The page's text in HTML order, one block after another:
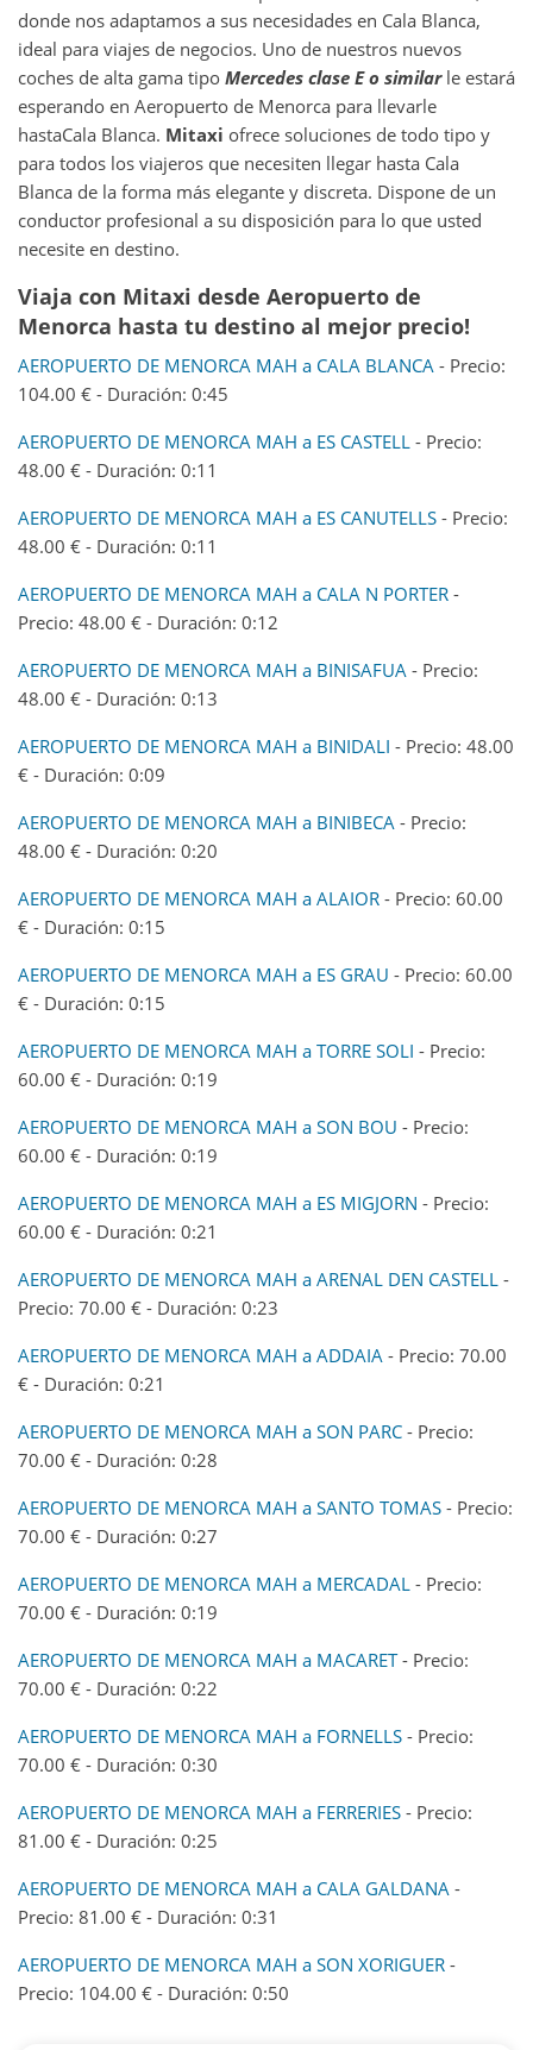
donde nos adaptamos a sus necesidades en Cala Blanca,
ideal para viajes de negocios. Uno de nuestros nuevos
coches de alta gama tipo Mercedes clase E o similarle estará
esperando en Aeropuerto de Menorca para llevarle
hastaCala Blanca. Mitaxi ofrece soluciones de todo tipo y
para todos los viajeros que necesiten llegar hasta Cala
Blanca de la forma más elegante y discreta. Dispone de un
conductor profesional a su disposición para lo que usted
necesite en destino.
Viaja con Mitaxi desde Aeropuerto de
Menorca hasta tu destino al mejor precio!
AEROPUERTO DE MENORCA MAH a CALA BLANCA - Precio:
104.00 € - Duración: 0:45
AEROPUERTO DE MENORCA MAH a ES CASTELL - Precio:
48.00 € - Duración: 0:11
AEROPUERTO DE MENORCA MAH a ES CANUTELLS - Precio:
48.00 € - Duración: 0:11
AEROPUERTO DE MENORCA MAH a CALA N PORTER -
Precio: 48.00 € - Duración: 0:12
AEROPUERTO DE MENORCA MAH a BINISAFUA - Precio:
48.00 € - Duración: 0:13
AEROPUERTO DE MENORCA MAH a BINIDALI - Precio: 48.00
€ - Duración: 0:09
AEROPUERTO DE MENORCA MAH a BINIBECA - Precio:
48.00 € - Duración: 0:20
AEROPUERTO DE MENORCA MAH a ALAIOR - Precio: 60.00
€ - Duración: 0:15
AEROPUERTO DE MENORCA MAH a ES GRAU - Precio: 60.00
€ - Duración: 0:15
AEROPUERTO DE MENORCA MAH a TORRE SOLI - Precio:
60.00 € - Duración: 0:19
AEROPUERTO DE MENORCA MAH a SON BOU - Precio:
60.00 € - Duración: 0:19
AEROPUERTO DE MENORCA MAH a ES MIGJORN - Precio:
60.00 € - Duración: 0:21
AEROPUERTO DE MENORCA MAH a ARENAL DEN CASTELL -
Precio: 70.00 € - Duración: 0:23
AEROPUERTO DE MENORCA MAH a ADDAIA - Precio: 70.00
€ - Duración: 0:21
AEROPUERTO DE MENORCA MAH a SON PARC - Precio:
70.00 € - Duración: 0:28
AEROPUERTO DE MENORCA MAH a SANTO TOMAS - Precio:
70.00 € - Duración: 0:27
AEROPUERTO DE MENORCA MAH a MERCADAL - Precio:
70.00 € - Duración: 0:19
AEROPUERTO DE MENORCA MAH a MACARET- Precio:
70.00 € - Duración: 0:22
AEROPUERTO DE MENORCA MAH a FORNELLS - Precio:
70.00 € - Duración: 0:30
AEROPUERTO DE MENORCA MAH a FERRERIES - Precio:
81.00 € - Duración: 0:25
AEROPUERTO DE MENORCA MAH a CALA GALDANA -
Precio: 81.00 € - Duración: 0:31
AEROPUERTO DE MENORCA MAH a SON XORIGUER -
Precio: 104.00 € - Duración: 0:50